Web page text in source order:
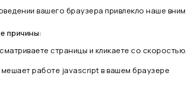
вашего браузера привлекло наше
причины:
страницы и кликаете со
работе javascript в вашем браузере